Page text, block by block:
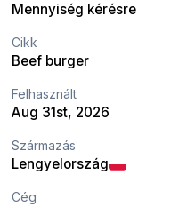
Mennyiség kérésre
Cikk
Beef burger
Felhasznált
Aug 31st, 2026
Származás
Lengyelország
Cég